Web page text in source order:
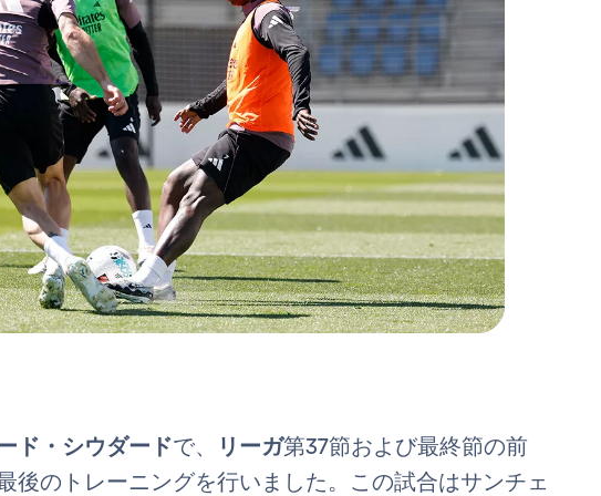
ド・シウダードで、 リーガ第37節および最終節の前
後のトレーニングを行いました。この試合はサンチェ